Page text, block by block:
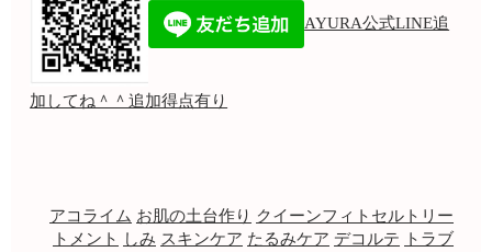
AYURA公式LINE追
加してね＾＾追加得点有り
アコライム お肌の土台作り クイーンフィトセルトリー
トメント
しみ スキンケア たるみケア デコルテ
トラブ